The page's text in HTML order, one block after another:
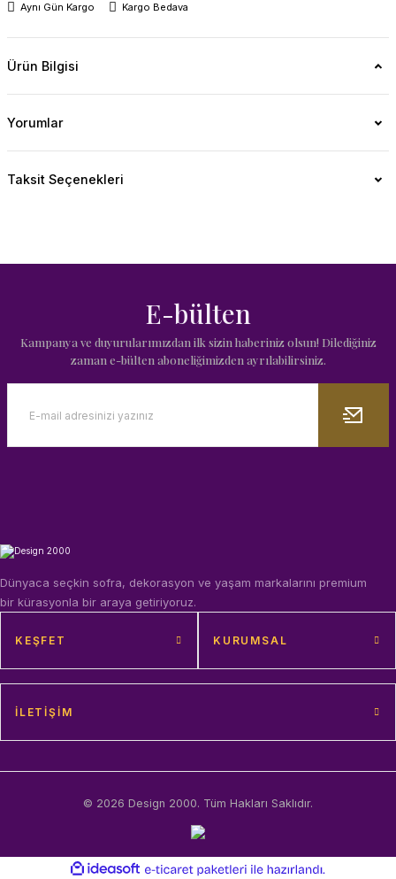
Aynı Gün Kargo Kargo Bedava
Ürün Bilgisi
Yorumlar
Taksit Seçenekleri
E-bülten
Kampanya ve duyurularımızdan ilk sizin haberiniz olsun! Dilediğiniz
zaman e-bülten aboneliğimizden ayrılabilirsiniz.
Dünyaca seçkin sofra, dekorasyon ve yaşam markalarını premium
bir kürasyonla bir araya getiriyoruz.
KEŞFET KURUMSAL
İLETIŞIM
© 2026 Design 2000. Tüm Hakları Saklıdır.
ideasoft
e-